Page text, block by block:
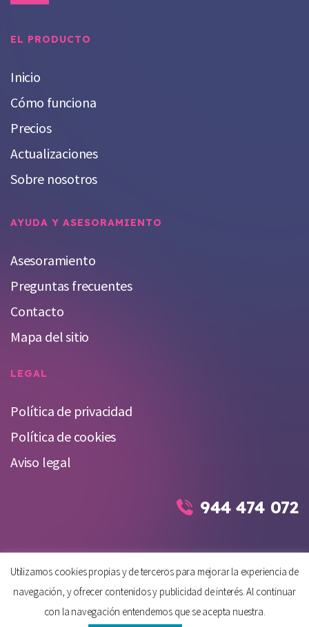
EL PRODUCTO
Inicio
Cómo funciona
Precios
Actualizaciones
Sobre nosotros
AYUDA Y ASESORAMIENTO
Asesoramiento
Preguntas frecuentes
Contacto
Mapa del sitio
LEGAL
Política de privacidad
Política de cookies
Aviso legal
944 474 072
© 2026 Gesfiser Ibr, S.L. - C/ Barroeta Aldamar 4, Planta 4, Dpto. 41
(Bilbao, Bizkaia)
Hecho con❤en Bilbao.
Utilizamos cookies propias y de terceros para mejorar la experiencia de
navegación, y ofrecer contenidos y publicidad de interés. Al continuar
con la navegación entendemos que se acepta nuestra.